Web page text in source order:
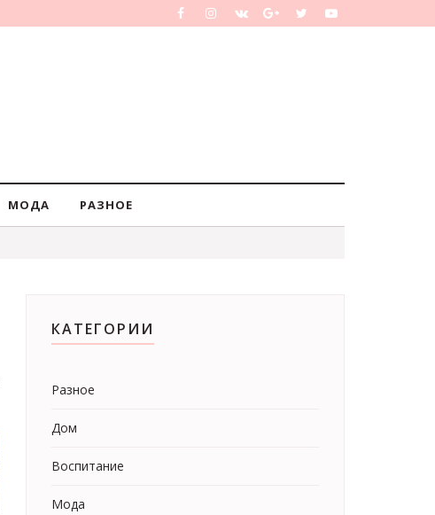
МОДА РАЗНОЕ
КАТЕГОРИИ
Разное
Дом
Воспитание
Мода